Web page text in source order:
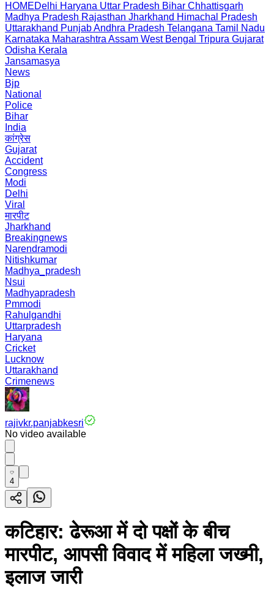
HOMEDelhi Haryana Uttar Pradesh Bihar Chhattisgarh
Madhya Pradesh Rajasthan Jharkhand Himachal Pradesh
Uttarakhand PunjabAndhra Pradesh Telangana Tamil Nadu
Karnataka Maharashtra Assam West Bengal Tripura Gujarat
Odisha Kerala
Jansamasya
News
Bjp
National
Police
Bihar
India
कांग्रेस
Gujarat
Accident
Congress
Modi
Delhi
Viral
मारपीट
Jharkhand
Breakingnews
Narendramodi
Nitishkumar
Madhya_pradesh
Nsui
Madhyapradesh
Pmmodi
Rahulgandhi
Uttarpradesh
Haryana
Cricket
Lucknow
Uttarakhand
Crimenews
rajivkr.panjabkesri
No video available
4
कटिहार: ढेरूआ में दो पक्षों के बीच
मारपीट, आपसी विवाद में महिला जख्मी,
इलाज जारी